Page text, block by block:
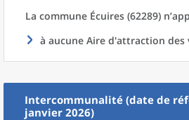
La commune Écuires (62289)
à aucune Aire d'attraction des
Intercommunalité (date de
janvier 2026)